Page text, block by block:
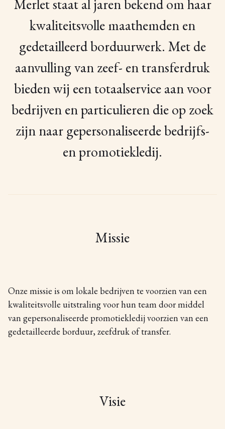
Merlet staat al jaren bekend om haar
kwaliteitsvolle maathemden en
gedetailleerd borduurwerk. Met de
aanvulling van zeef- en transferdruk
bieden wij een totaalservice aan voor
bedrijven en particulieren die op zoek
zijn naar gepersonaliseerde bedrijfs-
en promotiekledij.
Missie
Onze missie is om lokale bedrijven te voorzien van een
kwaliteitsvolle uitstraling voor hun team door middel
van gepersonaliseerde promotiekledij voorzien van een
gedetailleerde borduur, zeefdruk of transfer.
Visie